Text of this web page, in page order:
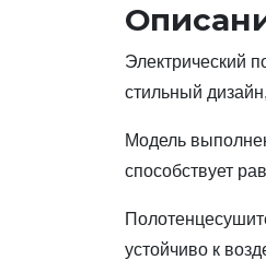
Электрический
стильный
Модель
способствует
устойчиво к